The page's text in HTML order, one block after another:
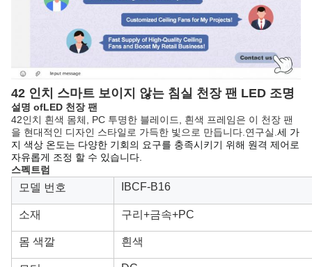
42 인치 스마트 보이지 않는 침실 천장 팬 LED 조명
설명 ofLED 천장 팬
42인치 흰색 몸체, PC 투명한 블레이드, 흰색 프레임은 이 천장 팬
을 현대적인 디자인 스타일로 가득한 빛으로 만듭니다.연구실. 세 가
지 색상 온도는 다양한 기회의 요구를 충족시키기 위해 원격 제어로
자유롭게 조정 할 수 있습니다.
스펙트럼
모델 번호 IBCF-B16
소재 구리+금속+PC
몸 색깔 흰색